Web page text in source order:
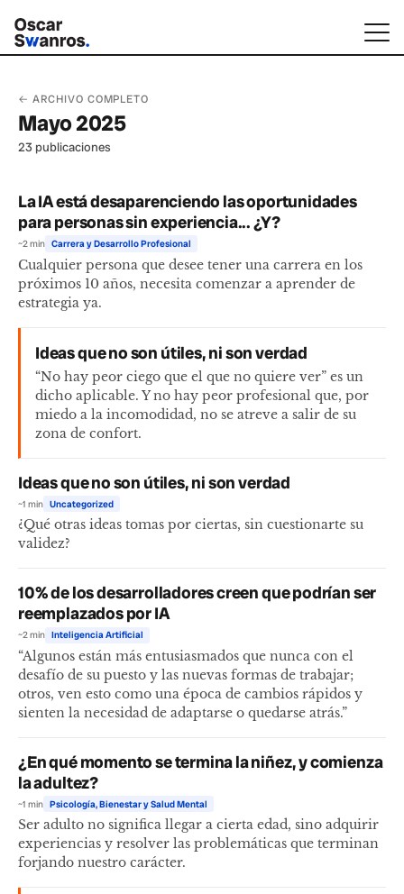
← ARCHIVO COMPLETO
Mayo 2025
23 publicaciones
La IA está desaparenciendo las oportunidades
para personas sin experiencia... ¿Y?
~2 min Carrera y Desarrollo Profesional
Cualquier persona que desee tener una carrera en los
próximos 10 años, necesita comenzar a aprender de
estrategia ya.
Ideas que no son útiles, ni son verdad
“No hay peor ciego que el que no quiere ver” es un
dicho aplicable. Y no hay peor profesional que, por
miedo a la incomodidad, no se atreve a salir de su
zona de confort.
Ideas que no son útiles, ni son verdad
~1 min Uncategorized
¿Qué otras ideas tomas por ciertas, sin cuestionarte su
validez?
10% de los desarrolladores creen que podrían ser
reemplazados por IA
~2 min Inteligencia Artificial
“Algunos están más entusiasmados que nunca con el
desafío de su puesto y las nuevas formas de trabajar;
otros, ven esto como una época de cambios rápidos y
sienten la necesidad de adaptarse o quedarse atrás.”
¿En qué momento se termina la niñez, y comienza
la adultez?
~1 min Psicología, Bienestar y Salud Mental
Ser adulto no significa llegar a cierta edad, sino adquirir
experiencias y resolver las problemáticas que terminan
forjando nuestro carácter.